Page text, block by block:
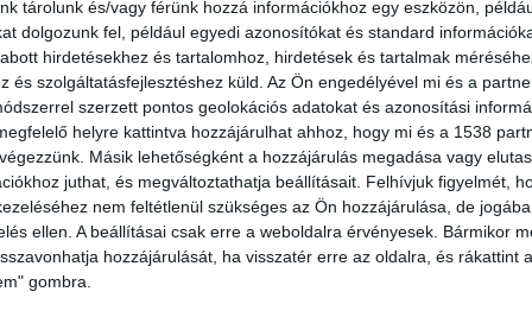
tárolunk és/vagy férünk hozzá információkhoz egy eszközön,
dolgozunk fel, például egyedi azonosítókat és standard
hirdetésekhez és tartalomhoz, hirdetések és tartalmak
és szolgáltatásfejlesztéshez küld. Az Ön engedélyével mi és a
szerzett pontos geolokációs adatokat és azonosítási
helyre kattintva hozzájárulhat ahhoz, hogy mi és a 1538
Másik lehetőségként a hozzájárulás megadása vagy
juthat, és megváltoztathatja beállításait. Felhívjuk figyelmét,
nem feltétlenül szükséges az Ön hozzájárulása, de
ellen. A beállításai csak erre a weboldalra érvényesek. Bármikor
hozzájárulását, ha visszatér erre az oldalra, és rákattint
gombra.
lefűrészelték a mentők iránymutatása
rögzítették, feltették az erdész terepjárójára
aztán segítettek a mentőautóba betenni a
a Veszprém Vármegyei Katasztrófavédelmi
kórházba, de szerencsére stabil állapotban
férfi súlyos végtagsérülést szenvedett. Rét